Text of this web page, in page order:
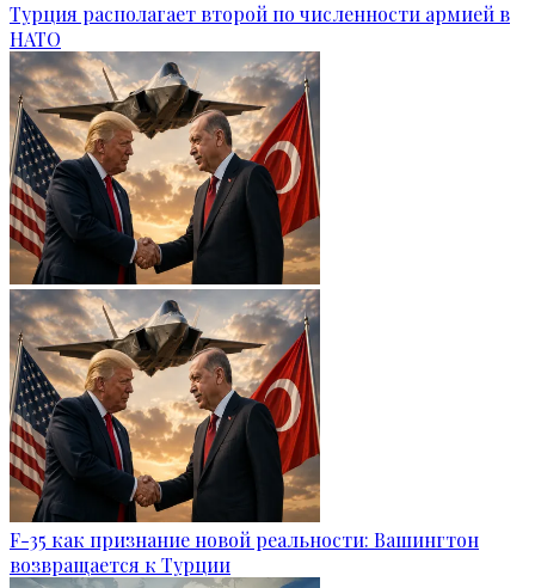
Турция располагает второй по численности армией в
НАТО
F-35 как признание новой реальности: Вашингтон
возвращается к Турции